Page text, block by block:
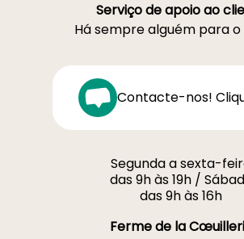
Serviço de apoio ao
Há sempre alguém para o
Contacte-nos!
Segunda a sexta-
das 9h às 19h /
das 9h às 16h
Ferme de la